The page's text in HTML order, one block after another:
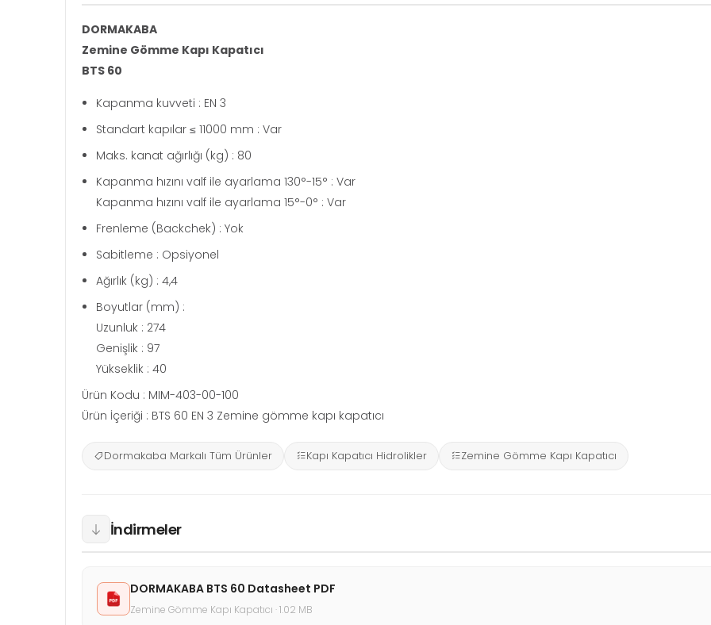
DORMAKABA
Zemine Gömme Kapı Kapatıcı
BTS 60
Kapanma kuvveti : EN 3
Standart kapılar ≤ 11000 mm : Var
Maks. kanat ağırlığı (kg) : 80
Kapanma hızını valf ile ayarlama 130°-15° : Var
Kapanma hızını valf ile ayarlama 15°-0° : Var
Frenleme (Backchek) : Yok
Sabitleme : Opsiyonel
Ağırlık (kg) : 4,4
Boyutlar (mm) :
Uzunluk : 274
Genişlik : 97
Yükseklik : 40
Ürün Kodu : MIM-403-00-100
Ürün İçeriği : BTS 60 EN 3 Zemine gömme kapı kapatıcı
Dormakaba Markalı Tüm Ürünler Kapı Kapatıcı Hidrolikler Zemine Gömme Kapı Kapatıcı
İndirmeler
DORMAKABA BTS 60 Datasheet PDF
Zemine Gömme Kapı Kapatıcı · 1.02 MB